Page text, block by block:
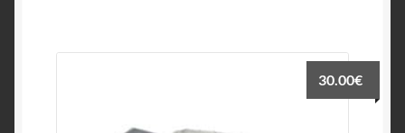
30.00€